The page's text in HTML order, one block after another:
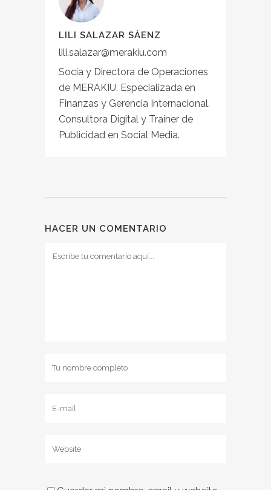
LILI SALAZAR SÁENZ
lili.salazar@merakiu.com
Socia y Directora de Operaciones
de MERAKIU. Especializada en
Finanzas y Gerencia Internacional.
Consultora Digital y Trainer de
Publicidad en Social Media.
HACER UN COMENTARIO